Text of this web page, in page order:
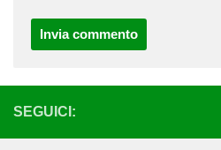
SEGUICI: